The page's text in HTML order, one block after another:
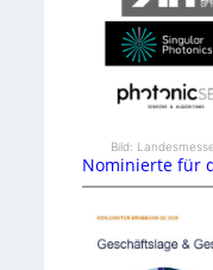
Bild:
Nominierte für